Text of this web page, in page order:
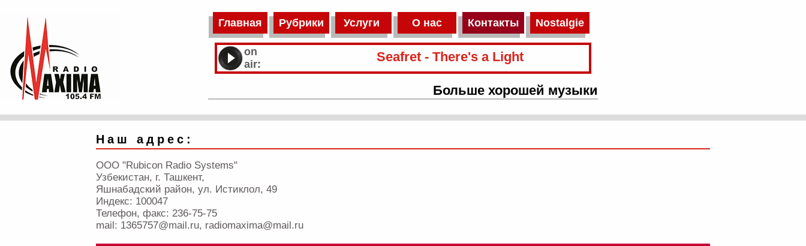
Главная Рубрики Услуги О нас Контакты Nostalgie
on
air:
Seafret - There's a Light
Больше хорошей музыки
Наш адрес:
OOO "Rubicon Radio Systems"
Узбекистан, г. Ташкент,
Яшнабадский район, ул. Истиклол, 49
Индекс: 100047
Телефон, факс: 236-75-75
mail: 1365757@mail.ru, radiomaxima@mail.ru